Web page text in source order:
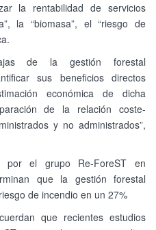
la rentabilidad de servicios
la “biomasa”, el “riesgo de
de la gestión forestal
sus beneficios directos
económica de dicha
de la relación coste-
y no administrados”,
por el grupo Re-ForeST en
que la gestión forestal
de incendio en un 27%
que recientes estudios